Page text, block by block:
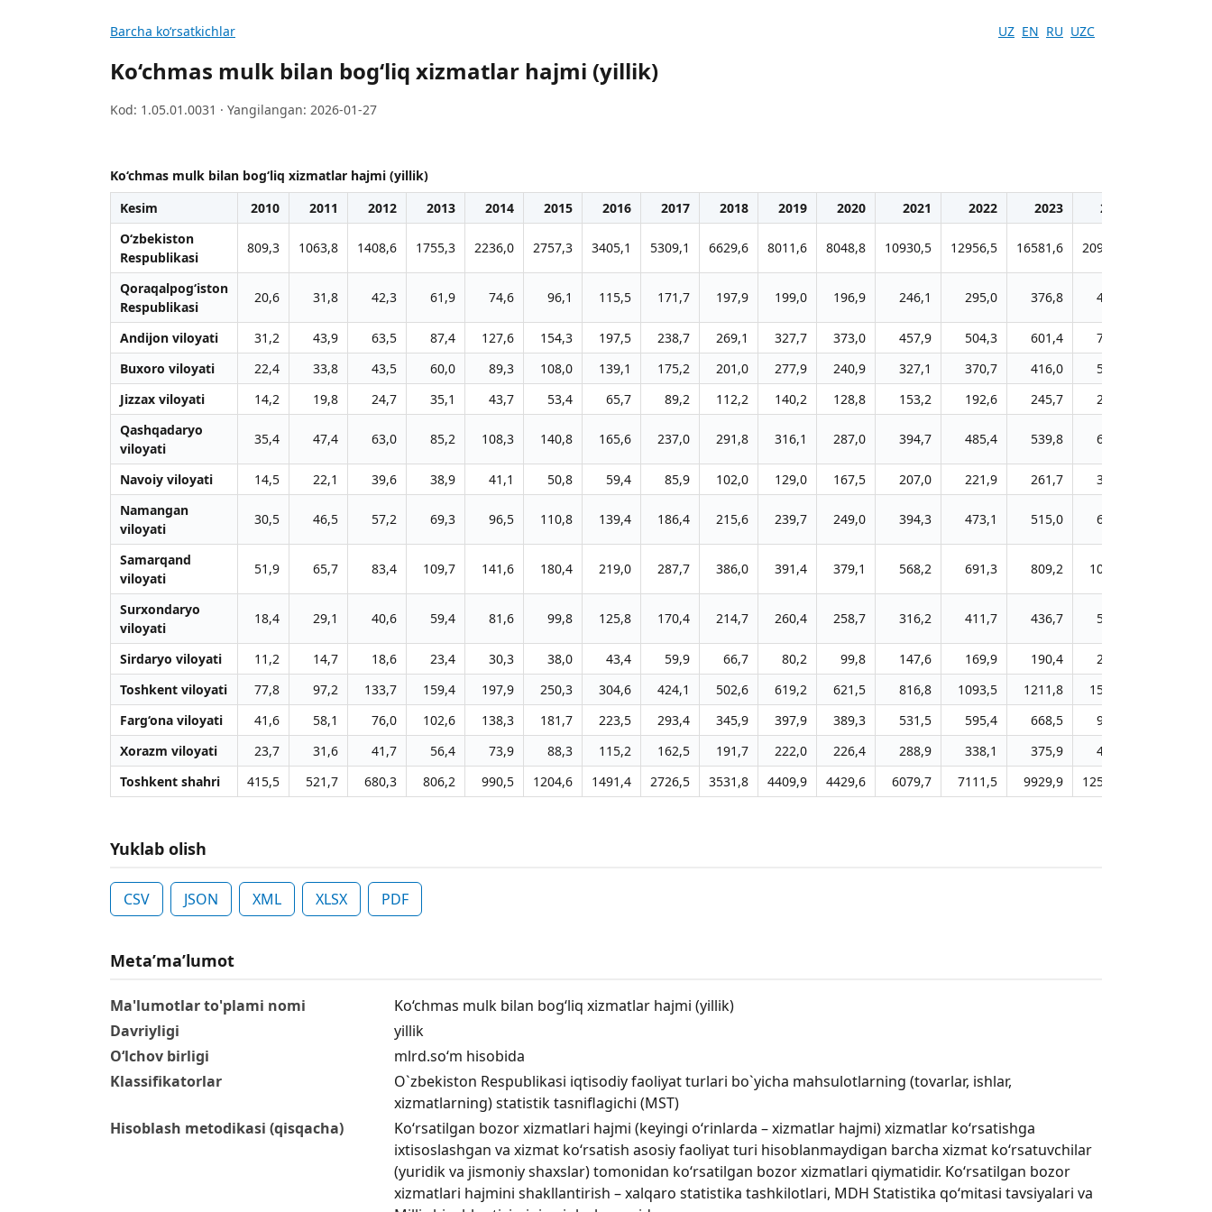
Barcha koʻrsatkichlar UZ EN RU UZC
Ko‘chmas mulk bilan bog‘liq xizmatlar hajmi (yillik)
Kod: 1.05.01.0031 · Yangilangan: 2026-01-27
Ko‘chmas mulk bilan bog‘liq xizmatlar hajmi (yillik)
Kesim
2010 2011 2012 2013 2014 2015 2016 2017 2018 2019 2020 2021 2022 2023 2024
O‘zbekiston
Respublikasi
809,3 1063,8 1408,6 1755,3 2236,0 2757,3 3405,1 5309,1 6629,6 8011,6 8048,8 10930,5 12956,5 16581,6 20900,6
Qoraqalpog‘iston
Respublikasi
20,6 31,8 42,3 61,9 74,6 96,1 115,5 171,7 197,9 199,0 196,9 246,1 295,0 376,8 458,2
Andijon viloyati 31,2 43,9 63,5 87,4 127,6 154,3 197,5 238,7 269,1 327,7 373,0 457,9 504,3 601,4 708,9
Buxoro viloyati
22,4 33,8 43,5 60,0 89,3 108,0 139,1 175,2 201,0 277,9 240,9 327,1 370,7 416,0 505,3
Jizzax viloyati
14,2 19,8 24,7 35,1 43,7 53,4 65,7 89,2 112,2 140,2 128,8 153,2 192,6 245,7 255,2
Qashqadaryo
viloyati
35,4 47,4 63,0 85,2 108,3 140,8 165,6 237,0 291,8 316,1 287,0 394,7 485,4 539,8 640,1
Navoiy viloyati 14,5 22,1 39,6 38,9 41,1 50,8 59,4 85,9 102,0 129,0 167,5 207,0 221,9 261,7 365,7
Namangan
viloyati
30,5 46,5 57,2 69,3 96,5 110,8 139,4 186,4 215,6 239,7 249,0 394,3 473,1 515,0 644,0
Samarqand
viloyati
51,9 65,7 83,4 109,7 141,6 180,4 219,0 287,7 386,0 391,4 379,1 568,2 691,3 809,2 1016,7
Surxondaryo
viloyati
18,4 29,1 40,6 59,4 81,6 99,8 125,8 170,4 214,7 260,4 258,7 316,2 411,7 436,7 533,1
Sirdaryo viloyati 11,2 14,7 18,6 23,4 30,3 38,0 43,4 59,9 66,7 80,2 99,8 147,6 169,9 190,4 248,7
Toshkent viloyati
77,8 97,2 133,7 159,4 197,9 250,3 304,6 424,1 502,6 619,2 621,5 816,8 1093,5 1211,8 1513,9
Farg‘ona viloyati
41,6 58,1 76,0 102,6 138,3 181,7 223,5 293,4 345,9 397,9 389,3 531,5 595,4 668,5 933,2
Xorazm viloyati
23,7 31,6 41,7 56,4 73,9 88,3 115,2 162,5 191,7 222,0 226,4 288,9 338,1 375,9 469,3
Toshkent shahri
415,5 521,7 680,3 806,2 990,5 1204,6 1491,4 2726,5 3531,8 4409,9 4429,6 6079,7 7111,5 9929,9 12596,3
Yuklab olish
CSV JSON XML XLSX PDF
Metaʼmaʼlumot
Ma'lumotlar to'plami nomi
Ko‘chmas mulk bilan bog‘liq xizmatlar hajmi (yillik)
Davriyligi
yillik
O‘lchov birligi
mlrd.so‘m hisobida
Klassifikatorlar
O`zbekiston Respublikasi iqtisodiy faoliyat turlari bo`yicha mahsulotlarning (tovarlar, ishlar,
xizmatlarning) statistik tasniflagichi (MST)
Hisoblash metodikasi (qisqacha)
Ko‘rsatilgan bozor xizmatlari hajmi (keyingi o‘rinlarda – xizmatlar hajmi) xizmatlar koʻrsatishga
ixtisoslashgan va xizmat koʻrsatish asosiy faoliyat turi hisoblanmaydigan barcha xizmat koʻrsatuvchilar
(yuridik va jismoniy shaxslar) tomonidan ko‘rsatilgan bozor xizmatlari qiymatidir. Ko‘rsatilgan bozor
xizmatlari hajmini shakllantirish – xalqaro statistika tashkilotlari, MDH Statistika qo‘mitasi tavsiyalari va